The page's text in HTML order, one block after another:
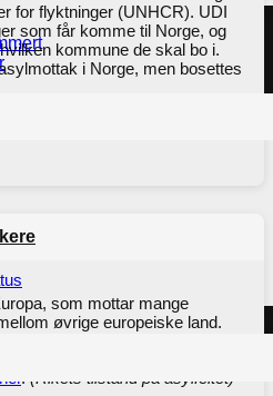
for flyktninger (UNHCR). UDI
som får komme til Norge, og
kommune de skal bo i.
i Norge, men bosettes
som mottar mange
øvrige europeiske land.
EU.
her. (Rikets tilstand på asylfeltet)